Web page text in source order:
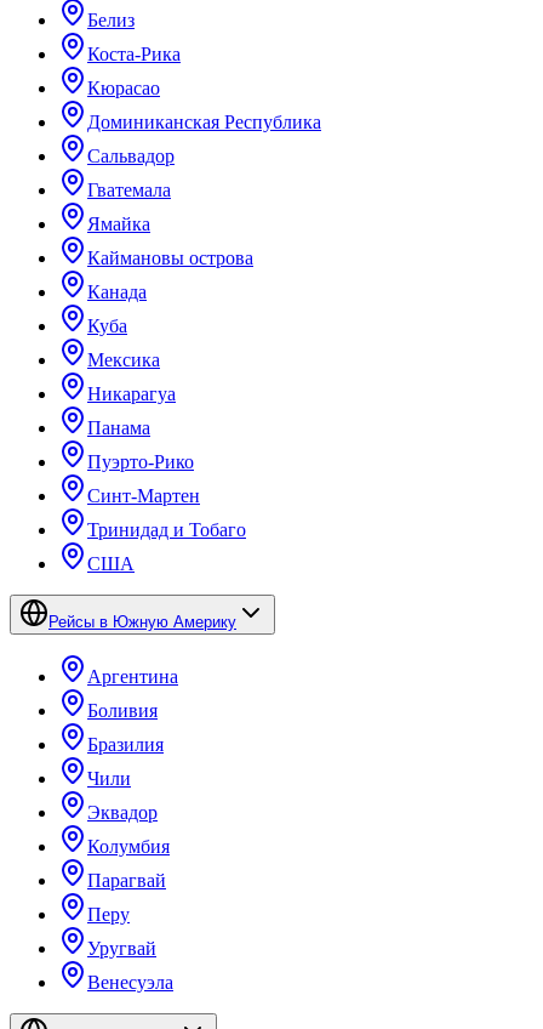
Белиз
Коста-Рика
Кюрасао
Доминиканская Республика
Сальвадор
Гватемала
Ямайка
Каймановы острова
Канада
Куба
Мексика
Никарагуа
Панама
Пуэрто-Рико
Синт-Мартен
Тринидад и Тобаго
США
Рейсы в Южную Америку
Аргентина
Боливия
Бразилия
Чили
Эквадор
Колумбия
Парагвай
Перу
Уругвай
Венесуэла